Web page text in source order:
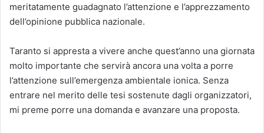
meritatamente guadagnato l’attenzione e l’apprezzamento
dell’opinione pubblica nazionale.
Taranto si appresta a vivere anche quest’anno una giornata
molto importante che servirà ancora una volta a porre
l’attenzione sull’emergenza ambientale ionica. Senza
entrare nel merito delle tesi sostenute dagli organizzatori,
mi preme porre una domanda e avanzare una proposta.